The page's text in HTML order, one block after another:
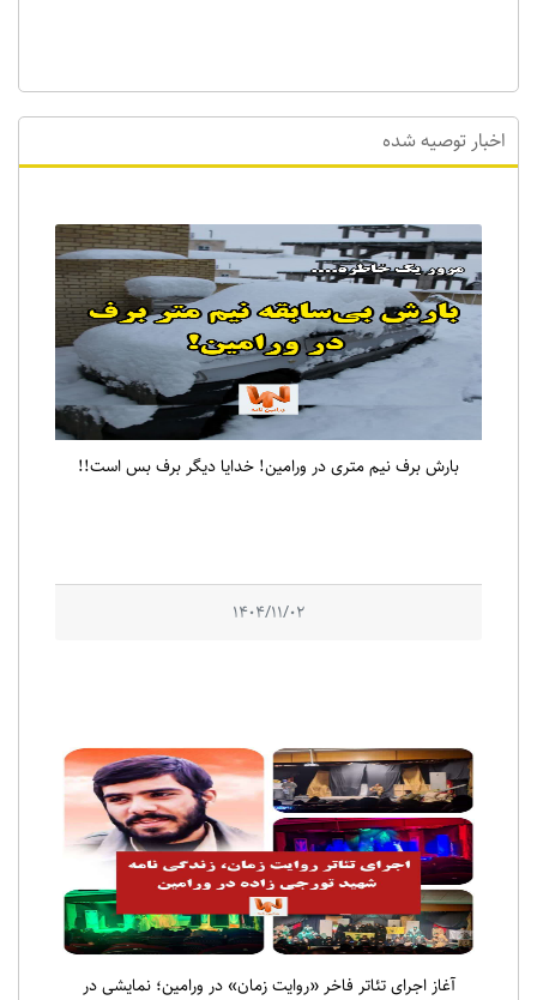
اخبار توصیه شده
بارش برف نیم متری در ورامین! خدایا دیگر برف بس است!!
1404/11/02
آغاز اجرای تئاتر فاخر «روایت زمان» در ورامین؛ نمایشی در